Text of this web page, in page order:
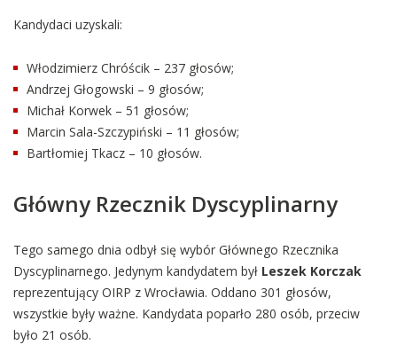
Kandydaci uzyskali:
Włodzimierz Chróścik – 237 głosów;
Andrzej Głogowski – 9 głosów;
Michał Korwek – 51 głosów;
Marcin Sala-Szczypiński – 11 głosów;
Bartłomiej Tkacz – 10 głosów.
Główny Rzecznik Dyscyplinarny
Tego samego dnia odbył się wybór Głównego Rzecznika
Dyscyplinarnego. Jedynym kandydatem był Leszek Korczak
reprezentujący OIRP z Wrocławia. Oddano 301 głosów,
wszystkie były ważne. Kandydata poparło 280 osób, przeciw
było 21 osób.